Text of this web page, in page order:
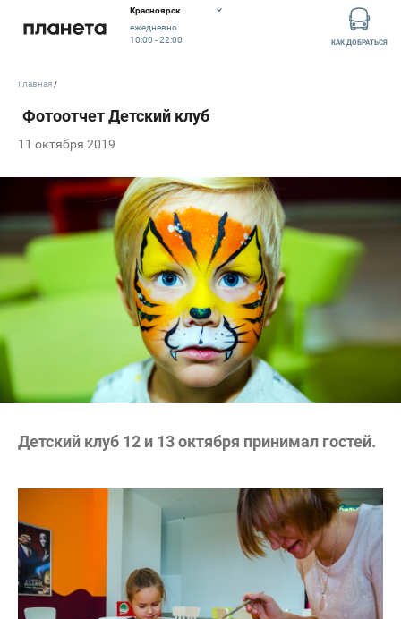
Красноярск
ежедневно
10:00 - 22:00
КАК ДОБРАТЬСЯ
11 октября 2019
Главная
Детский клуб 12 и 13 октября принимал гостей.